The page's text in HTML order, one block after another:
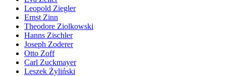
Leopold Ziegler
Ernst Zinn
Theodore Ziolkowski
Hanns Zischler
Joseph Zoderer
Otto Zoff
Carl Zuckmayer
Leszek Żyliński